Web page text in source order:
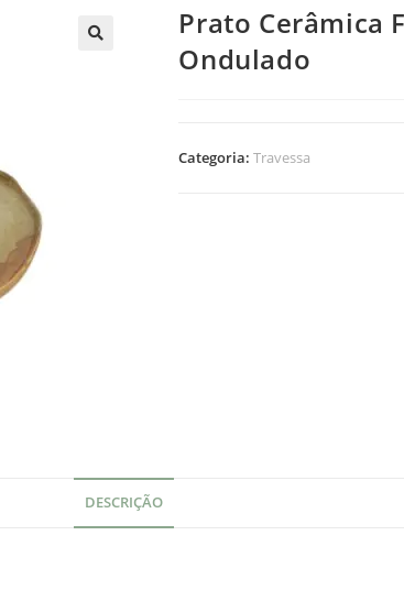
Prato Cerâmica
Ondulado
Categoria:Travessa
DESCRIÇÃO